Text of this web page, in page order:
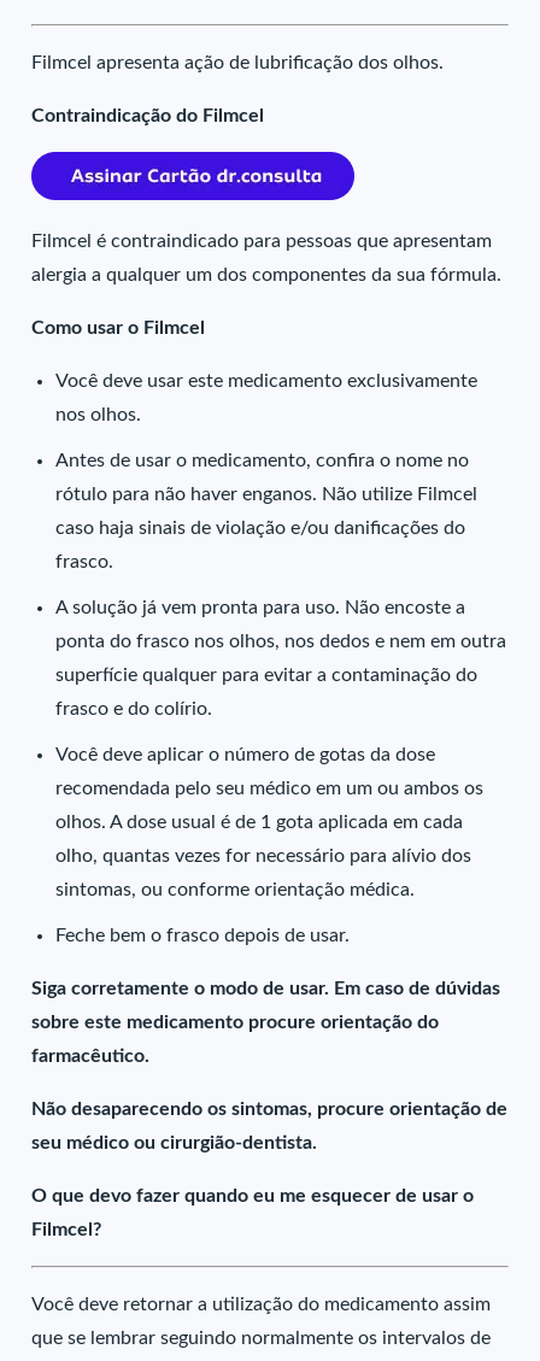
Filmcel apresenta ação de lubrificação dos olhos.
Contraindicação do Filmcel
Filmcel é contraindicado para pessoas que apresentam
alergia a qualquer um dos componentes da sua fórmula.
Como usar o Filmcel
Você deve usar este medicamento exclusivamente
nos olhos.
Antes de usar o medicamento, confira o nome no
rótulo para não haver enganos. Não utilize Filmcel
caso haja sinais de violação e/ou danificações do
frasco.
A solução já vem pronta para uso. Não encoste a
ponta do frasco nos olhos, nos dedos e nem em outra
superfície qualquer para evitar a contaminação do
frasco e do colírio.
Você deve aplicar o número de gotas da dose
recomendada pelo seu médico em um ou ambos os
olhos. A dose usual é de 1 gota aplicada em cada
olho, quantas vezes for necessário para alívio dos
sintomas, ou conforme orientação médica.
Feche bem o frasco depois de usar.
Siga corretamente o modo de usar. Em caso de dúvidas
sobre este medicamento procure orientação do
farmacêutico.
Não desaparecendo os sintomas, procure orientação de
seu médico ou cirurgião-dentista.
O que devo fazer quando eu me esquecer de usar o
Filmcel?
Você deve retornar a utilização do medicamento assim
que se lembrar seguindo normalmente os intervalos de